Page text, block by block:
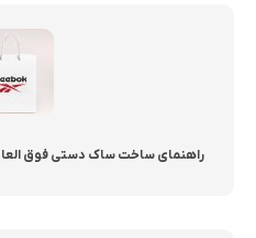
راهنمای ساخت ساک دستی فوق